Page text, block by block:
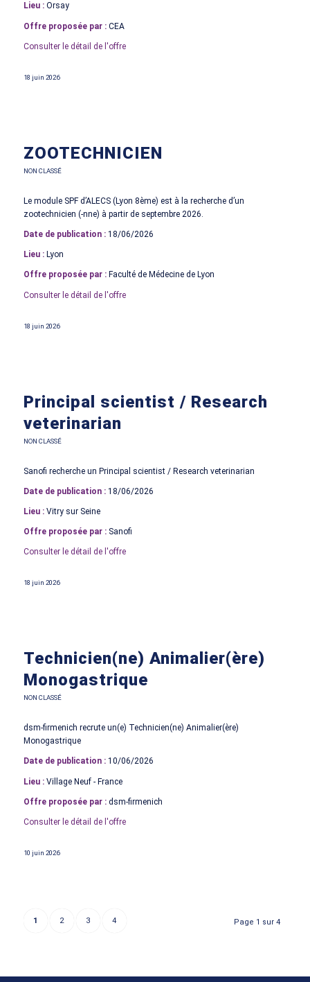
Lieu :Orsay
Offre proposée par :CEA
Consulter le détail de l'offre
18 juin 2026
ZOOTECHNICIEN
NON CLASSÉ
Le module SPF d’ALECS (Lyon 8ème) est à la recherche d’un
zootechnicien (-nne) à partir de septembre 2026.
Date de publication :18/06/2026
Lieu :Lyon
Offre proposée par :Faculté de Médecine de Lyon
Consulter le détail de l'offre
18 juin 2026
Principal scientist / Research
veterinarian
NON CLASSÉ
Sanofi recherche un Principal scientist / Research veterinarian
Date de publication :18/06/2026
Lieu :Vitry sur Seine
Offre proposée par :Sanofi
Consulter le détail de l'offre
18 juin 2026
Technicien(ne) Animalier(ère)
Monogastrique
NON CLASSÉ
dsm-firmenich recrute un(e) Technicien(ne) Animalier(ère)
Monogastrique
Date de publication :10/06/2026
Lieu :Village Neuf - France
Offre proposée par :dsm-firmenich
Consulter le détail de l'offre
10 juin 2026
Page 1 sur 4
1 2 3 4